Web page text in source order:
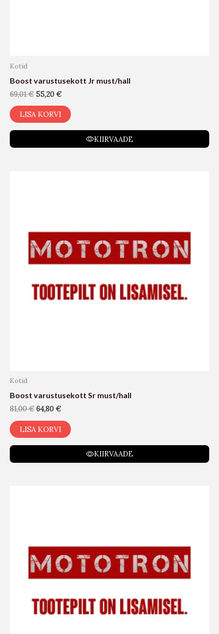
Kotid
Boost varustusekott Jr must/hall
69,01€ 55,20 €
LISA KORVI
KIIRVAADE
Kotid
Boost varustusekott Sr must/hall
81,00€ 64,80 €
LISA KORVI
KIIRVAADE